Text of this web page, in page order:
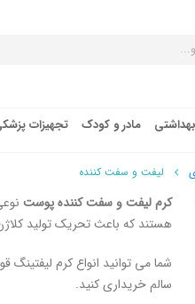
بهداشتی مادر و کودک تجهیزات
لیفت و سفت کننده
کرم لیفت و سفت کننده پوست
هستند که باعث تحریک تولید
شما می توانید انواع کرم
سالم خریداری کنید.